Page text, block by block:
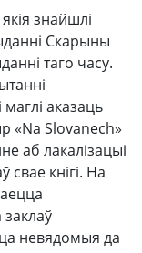
знайшлі
Скарыны
таго часу.
маглі аказаць
«Na Slovanech»
аб лакалізацыі
свае кнігі. На
невядомыя да